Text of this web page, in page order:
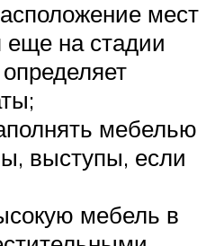
мест
еще на стадии
мебелью
выступы, если
мебель в